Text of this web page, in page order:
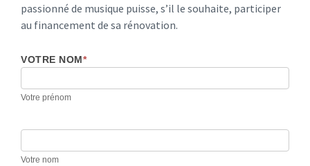
passionné de musique puisse, s’il le souhaite, participer
au financement de sa rénovation.
VOTRE NOM*
Votre prénom
Votre nom